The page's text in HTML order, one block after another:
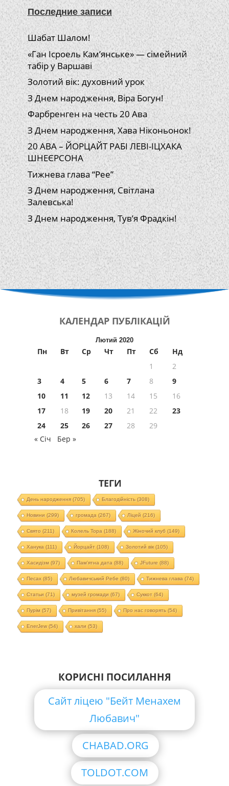
Последние записи
Шабат Шалом!
«Ган Ісроель Кам’янське» — сімейний
табір у Варшаві
Золотий вік: духовний урок
З Днем народження, Віра Богун!
Фарбренген на честь 20 Ава
З Днем народження, Хава Ніконьонок!
20 АВА – ЙОРЦАЙТ РАБІ ЛЕВІ-ІЦХАКА
ШНЕЄРСОНА
Тижнева глава “Рее”
З Днем народження, Світлана
Залевська!
З Днем народження, Тув’я Фрадкін!
КАЛЕНДАР ПУБЛІКАЦІЙ
Лютий 2020
Пн Вт Ср Чт Пт Сб
Нд
1
2
3
4 5 6 7 8
9
10
11 12 13 14 15
16
17
18 19 20 21 22
23
24
25 26 27 28
29
« Січ
Бер »
ТЕГИ
День народження(705) Благодійність(308)
Новини (299) громада (267) Ліцей (216)
Свято (211) Колель Тора (188) Жіночий клуб (149)
Ханука (111) Йорцайт (108) Золотий вік(105)
Хасидізм (97) Пам'ятна дата (88) JFuture (88)
Песах(85) Любавичський Ребе (80) Тижнева глава (74)
Статьи (71) музей громади (67) Суккот (64)
Пурім (57) Привітання(55) Про нас говорять(54)
EnerJew(54) хали (53)
КОРИСНІ ПОСИЛАННЯ
Сайт ліцею "Бейт Менахем
Любавич"
CHABAD.ORG
TOLDOT.COM